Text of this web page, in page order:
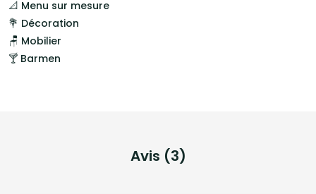
📐 Menu sur mesure
💐 Décoration
🪑 Mobilier
🍸 Barmen
Avis (3)